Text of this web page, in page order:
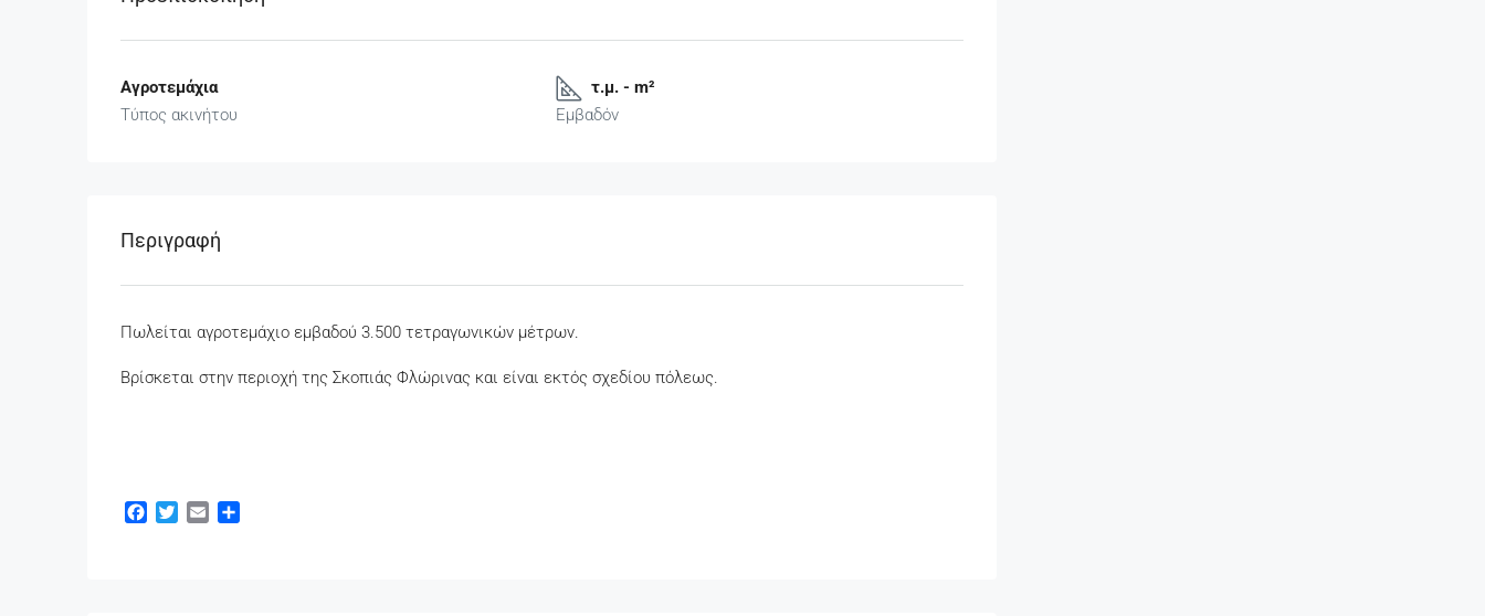
Αγροτεμάχια
Τύπος ακινήτου
τ.μ. - m²
Εμβαδόν
Περιγραφή
Πωλείται αγροτεμάχιο εμβαδού 3.500 τετραγωνικών μέτρων.
Βρίσκεται στην περιοχή της Σκοπιάς Φλώρινας και είναι εκτός σχεδίου πόλεως.
Facebook
TwitterEmail